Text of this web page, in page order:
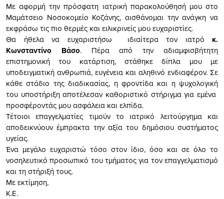
Με αφορμή την πρόσφατη ιατρική παρακολούθησή μου στο
Μαμάτσειο Νοσοκομείο Κοζάνης, αισθάνομαι την ανάγκη να
εκφράσω τις πιο θερμές και ειλικρινείς μου ευχαριστίες.
Θα ήθελα να ευχαριστήσω ιδιαίτερα τον ιατρό κ.
Κωνσταντίνο Βάσο. Πέρα από την αδιαμφισβήτητη
επιστημονική του κατάρτιση, στάθηκε δίπλα μου με
υποδειγματική ανθρωπιά, ευγένεια και αληθινό ενδιαφέρον. Σε
κάθε στάδιο της διαδικασίας, η φροντίδα και η ψυχολογική
του υποστήριξη αποτέλεσαν καθοριστικό στήριγμα για εμένα
προσφέροντάς μου ασφάλεια και ελπίδα.
Τέτοιοι επαγγελματίες τιμούν το ιατρικό λειτούργημα και
αποδεικνύουν έμπρακτα την αξία του δημόσιου συστήματος
υγείας.
Ένα μεγάλο ευχαριστώ τόσο στον ίδιο, όσο και σε όλο το
νοσηλευτικό προσωπικό του τμήματος για τον επαγγελματισμό
και τη στήριξή τους.
Με εκτίμηση,
Κ.Ε.